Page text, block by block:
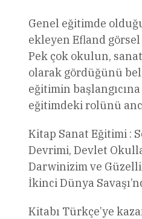
Genel eğitimde
ekleyen Efland
Pek çok okulun,
olarak gördüğünü
eğitimin
eğitimdeki rolünü
Kitap Sanat Eğitimi :
Devrimi, Devlet
Darwinizim ve
İkinci Dünya
Kitabı Türkçe’ye